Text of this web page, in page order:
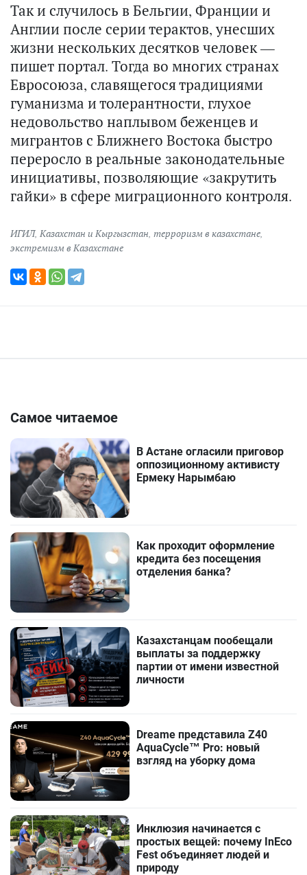
Так и случилось в Бельгии, Франции и
Англии после серии терактов, унесших
жизни нескольких десятков человек —
пишет портал. Тогда во многих странах
Евросоюза, славящегося традициями
гуманизма и толерантности, глухое
недовольство наплывом беженцев и
мигрантов с Ближнего Востока быстро
переросло в реальные законодательные
инициативы, позволяющие «закрутить
гайки» в сфере миграционного контроля.
ИГИЛ, Казахстан и Кыргызстан, терроризм в казахстане,
экстремизм в Казахстане
Самое читаемое
В Астане огласили приговор
оппозиционному активисту
Ермеку Нарымбаю
Как проходит оформление
кредита без посещения
отделения банка?
Казахстанцам пообещали
выплаты за поддержку
партии от имени известной
личности
Dreame представила Z40
AquaCycle™ Pro: новый
взгляд на уборку дома
Инклюзия начинается с
простых вещей: почему InEco
Fest объединяет людей и
природу